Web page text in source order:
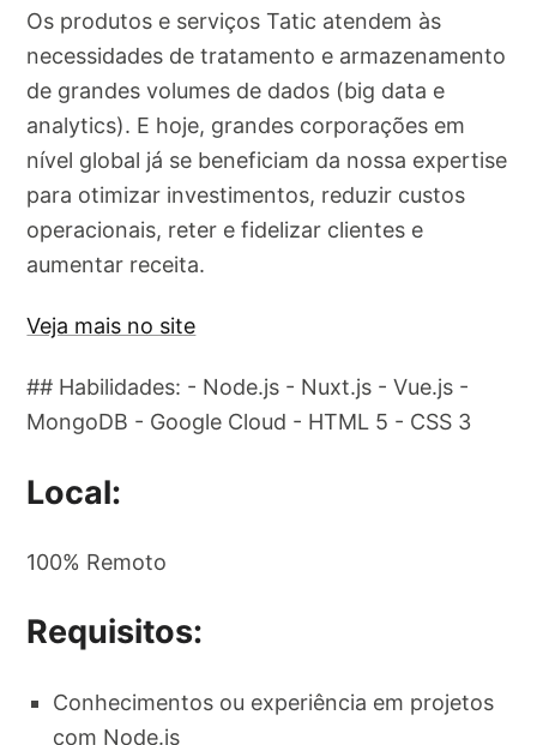
Os produtos e serviços Tatic atendem às
necessidades de tratamento e armazenamento
de grandes volumes de dados (big data e
analytics). E hoje, grandes corporações em
nível global já se beneficiam da nossa expertise
para otimizar investimentos, reduzir custos
operacionais, reter e fidelizar clientes e
aumentar receita.
Veja mais no site
## Habilidades: - Node.js - Nuxt.js - Vue.js -
MongoDB - Google Cloud - HTML 5 - CSS 3
Local:
100% Remoto
Requisitos:
Conhecimentos ou experiência em projetos
com Node.js